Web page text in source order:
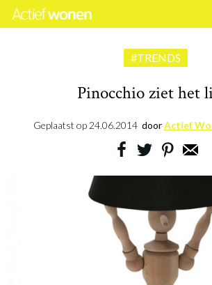
#TRENDS
Pinocchio ziet het
Geplaatst op 24.06.2014 doorActief